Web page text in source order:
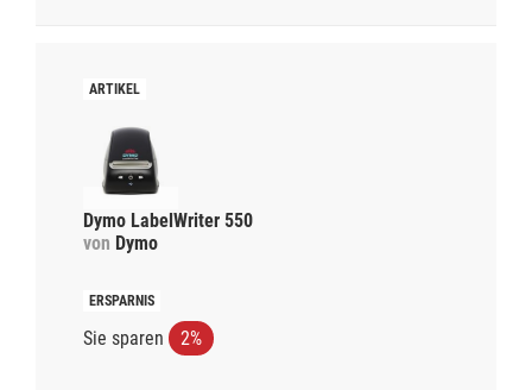
Dymo LabelWriter 550
von Dymo
Sie sparen 2%